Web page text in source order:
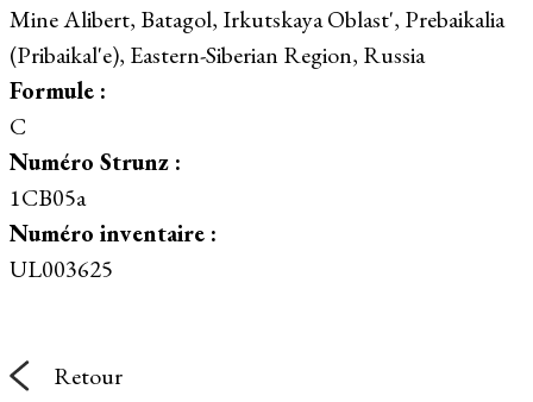
Mine Alibert, Batagol, Irkutskaya Oblast', Prebaikalia
(Pribaikal'e), Eastern-Siberian Region, Russia
Formule :
C
Numéro Strunz :
1CB05a
Numéro inventaire :
UL003625
Retour